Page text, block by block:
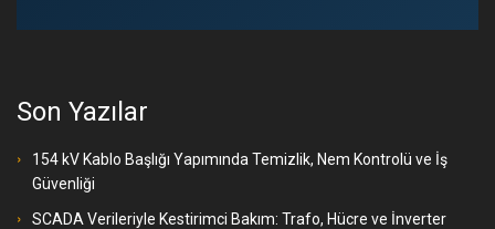
Son Yazılar
154 kV Kablo Başlığı Yapımında Temizlik, Nem Kontrolü ve İş
Güvenliği
SCADA Verileriyle Kestirimci Bakım: Trafo, Hücre ve İnverter